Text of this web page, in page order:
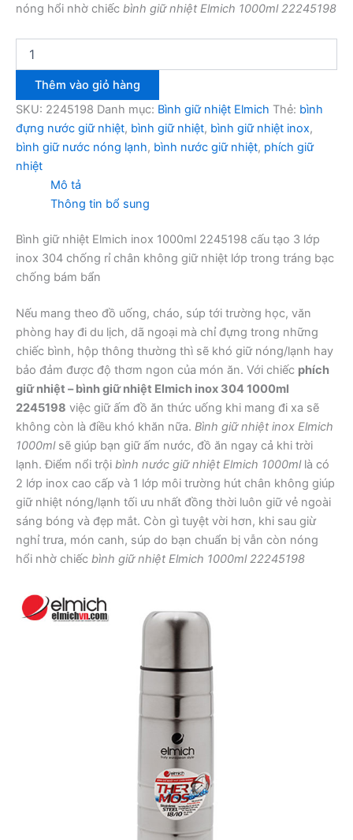
nóng hổi nhờ chiếc bình giữ nhiệt Elmich 1000ml 22245198
Elmich
inox
1000ml
2245198
số
lượng
Thêm vào giỏ hàng
SKU: 2245198 Danh mục: Bình giữ nhiệt Elmich Thẻ: bình
đựng nước giữ nhiệt, bình giữ nhiệt, bình giữ nhiệt inox,
bình giữ nước nóng lạnh, bình nước giữ nhiệt, phích giữ
nhiệt
Mô tả
Thông tin bổ sung
Bình giữ nhiệt Elmich inox 1000ml 2245198 cấu tạo 3 lớp
inox 304 chống rỉ chân không giữ nhiệt lớp trong tráng bạc
chống bám bẩn
Nếu mang theo đồ uống, cháo, súp tới trường học, văn
phòng hay đi du lịch, dã ngoại mà chỉ đựng trong những
chiếc bình, hộp thông thường thì sẽ khó giữ nóng/lạnh hay
bảo đảm được độ thơm ngon của món ăn. Với chiếc phích
giữ nhiệt – bình giữ nhiệt Elmich inox 304 1000ml
2245198 việc giữ ấm đồ ăn thức uống khi mang đi xa sẽ
không còn là điều khó khăn nữa. Bình giữ nhiệt inox Elmich
1000mlsẽ giúp bạn giữ ấm nước, đồ ăn ngay cả khi trời
lạnh. Điểm nổi trội bình nước giữ nhiệt Elmich 1000mllà có
2 lớp inox cao cấp và 1 lớp môi trường hút chân không giúp
giữ nhiệt nóng/lạnh tối ưu nhất đồng thời luôn giữ vẻ ngoài
sáng bóng và đẹp mắt. Còn gì tuyệt vời hơn, khi sau giừ
nghỉ trưa, món canh, súp do bạn chuẩn bị vẫn còn nóng
hổi nhờ chiếc bình giữ nhiệt Elmich 1000ml 22245198